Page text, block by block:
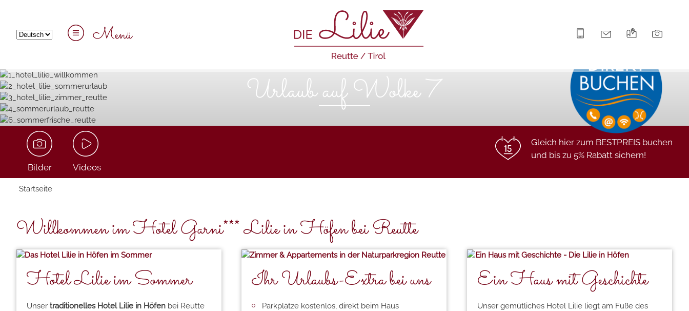
Menü +43 5672 63211info@hotel-lilie.at
Anreise
Urlaub auf Wolke 7
Bilder Videos
Gleich hier zum BESTPREIS buchen
und bis zu 5% Rabatt sichern!
Startseite
Willkommen im Hotel Garni*** Lilie in Höfen bei Reutte
Hotel Lilie im Sommer
Unser traditionelles Hotel Lilie in Höfen bei Reutte
Ihr Urlaubs-Extra bei uns
Parkplätze kostenlos, direkt beim Haus
Ein Haus mit Geschichte
Unser gemütliches Hotel Lilie liegt am Fuße des